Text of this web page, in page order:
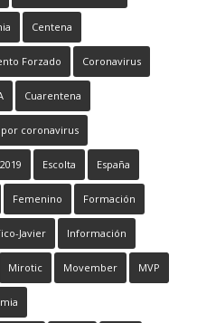
Centena
Forzado Coronavirus
Cuarentena
coronavirus
Escolta España
Femenino Formación
Javier Información
Mirotic Movember MVP